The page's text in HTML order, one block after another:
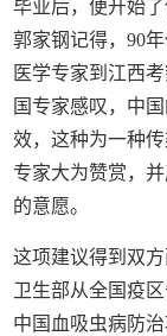
毕业后，便开始
郭家钢记得，90
医学专家到江西
国专家感叹，中
效，这种为一种
专家大为赞赏，
的意愿。
这项建议得到双
卫生部从全国疫
中国血吸虫病防